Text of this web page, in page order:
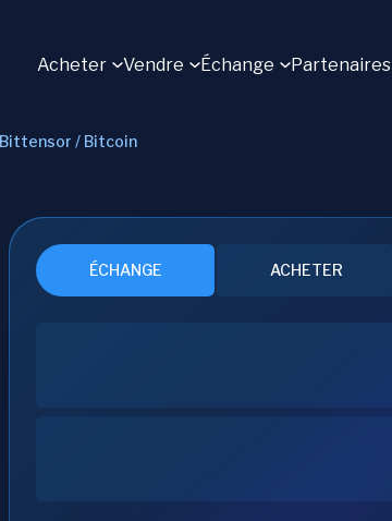
Acheter Vendre Échange Partenaires
Bittensor / Bitcoin
ÉCHANGE ACHETER